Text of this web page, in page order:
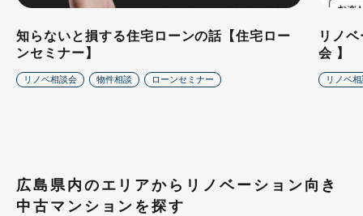
知らないと損する住宅ローンの話【住宅ロー
ンセミナー】
リノベ相談会 物件相談 ローンセミナー
リノ
会 】
リノベ
広島県内のエリアからリノベーション向き
中古マンションを探す